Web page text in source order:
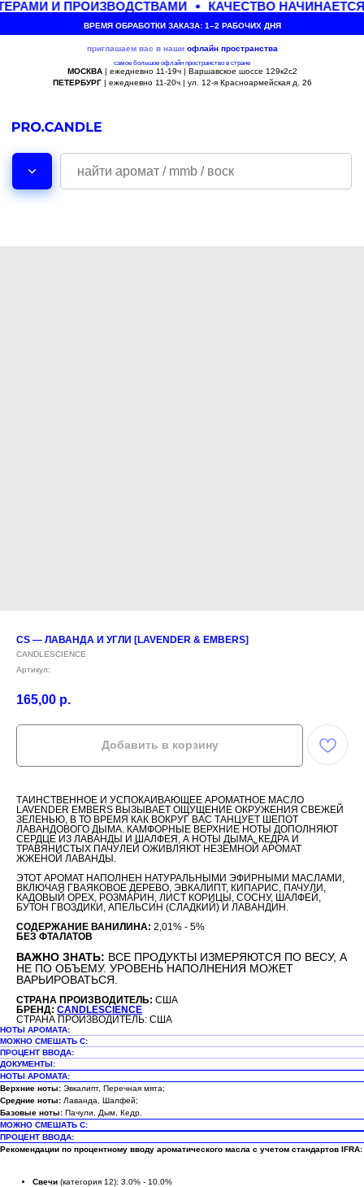
И ПРОИЗВОДСТВАМИ КАЧЕСТВО
ВРЕМЯ ОБРАБОТКИ ЗАКАЗА: 1–2 РАБОЧИХ ДНЯ
приглашаем вас в наши офлайн пространства
самое большое офлайн пространство в стране
МОСКВА| ежедневно 11-19ч | Варшавское шоссе 129к2с2
ПЕТЕРБУРГ| ежедневно 11-20ч | ул. 12-я Красноармейская д. 26
CS — ЛАВАНДА И УГЛИ [LAVENDER & EMBERS]
CANDLESCIENCE
Артикул:
165,00 р.
Добавить в корзину
ТАИНСТВЕННОЕ И УСПОКАИВАЮЩЕЕ АРОМАТНОЕ МАСЛО
LAVENDER EMBERS ВЫЗЫВАЕТ ОЩУЩЕНИЕ ОКРУЖЕНИЯ СВЕЖЕЙ
ЗЕЛЕНЬЮ, В ТО ВРЕМЯ КАК ВОКРУГ ВАС ТАНЦУЕТ ШЕПОТ
ЛАВАНДОВОГО ДЫМА. КАМФОРНЫЕ ВЕРХНИЕ НОТЫ ДОПОЛНЯЮТ
СЕРДЦЕ ИЗ ЛАВАНДЫ И ШАЛФЕЯ, А НОТЫ ДЫМА, КЕДРА И
ТРАВЯНИСТЫХ ПАЧУЛЕЙ ОЖИВЛЯЮТ НЕЗЕМНОЙ АРОМАТ
ЖЖЕНОЙ ЛАВАНДЫ.
ЭТОТ АРОМАТ НАПОЛНЕН НАТУРАЛЬНЫМИ ЭФИРНЫМИ МАСЛАМИ,
ВКЛЮЧАЯ ГВАЯКОВОЕ ДЕРЕВО, ЭВКАЛИПТ, КИПАРИС, ПАЧУЛИ,
КАДОВЫЙ ОРЕХ, РОЗМАРИН, ЛИСТ КОРИЦЫ, СОСНУ, ШАЛФЕЙ,
БУТОН ГВОЗДИКИ, АПЕЛЬСИН (СЛАДКИЙ) И ЛАВАНДИН.
СОДЕРЖАНИЕ ВАНИЛИНА: 2,01% - 5%
БЕЗ ФТАЛАТОВ
ВАЖНО ЗНАТЬ: ВСЕ ПРОДУКТЫ ИЗМЕРЯЮТСЯ ПО ВЕСУ, А
НЕ ПО ОБЪЕМУ. УРОВЕНЬ НАПОЛНЕНИЯ МОЖЕТ
ВАРЬИРОВАТЬСЯ.
СТРАНА ПРОИЗВОДИТЕЛЬ: США
БРЕНД: CANDLESCIENCE
СТРАНА ПРОИЗВОДИТЕЛЬ: США
НОТЫ АРОМАТА:
МОЖНО СМЕШАТЬ С:
ПРОЦЕНТ ВВОДА:
ДОКУМЕНТЫ:
НОТЫ АРОМАТА:
Верхние ноты: Эвкалипт, Перечная мята;
Средние ноты: Лаванда, Шалфей;
Базовые ноты: Пачули, Дым, Кедр.
МОЖНО СМЕШАТЬ С:
ПРОЦЕНТ ВВОДА:
Рекомендации по процентному вводу ароматического масла с учетом стандартов IFRA:
Свечи (категория 12): 3.0% - 10.0%